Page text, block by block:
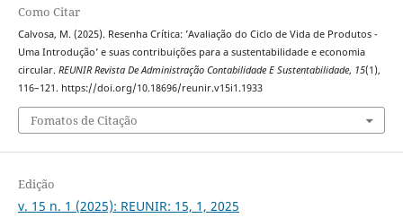
Como Citar
Calvosa, M. (2025). Resenha Crítica: ’Avaliação do Ciclo de Vida de Produtos -
Uma Introdução’ e suas contribuições para a sustentabilidade e economia
circular. REUNIR Revista De Administração Contabilidade E Sustentabilidade, 15(1),
116–121. https://doi.org/10.18696/reunir.v15i1.1933
Fomatos de Citação
Edição
v. 15 n. 1 (2025): REUNIR: 15, 1, 2025